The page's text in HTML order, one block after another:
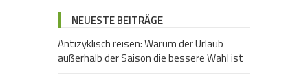
NEUESTE BEITRÄGE
Antizyklisch reisen: Warum der Urlaub
außerhalb der Saison die bessere Wahl ist